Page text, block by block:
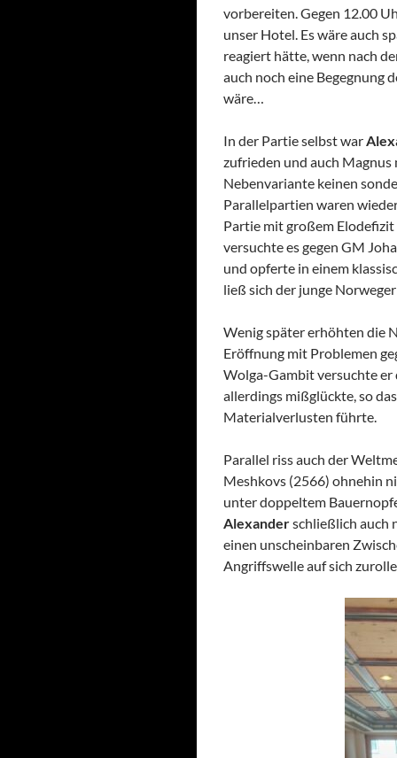
vorbereiten. Gegen 12.00
unser Hotel. Es wäre auch
reagiert hätte, wenn nach
auch noch eine Begegnung
wäre…
In der Partie selbst war
zufrieden und auch Magnus
Nebenvariante keinen
Parallelpartien waren
Partie mit großem
versuchte es gegen GM
und opferte in einem
ließ sich der junge
Wenig später erhöhten die
Eröffnung mit Problemen
Wolga-Gambit versuchte er
allerdings mißglückte, so
Materialverlusten führte.
Parallel riss auch der
Meshkovs (2566) ohnehin
unter doppeltem
Alexanderschließlich auch
einen unscheinbaren
Angriffswelle auf sich